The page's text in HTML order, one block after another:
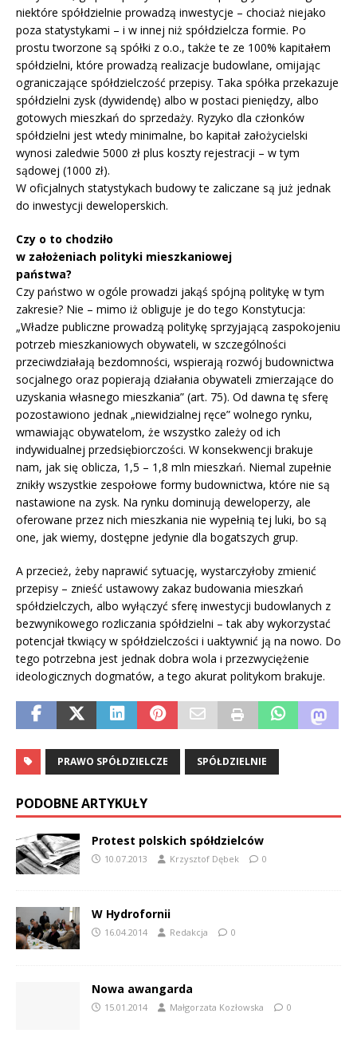
niektóre spółdzielnie prowadzą inwestycje – chociaż niejako
poza statystykami – i w innej niż spółdzielcza formie. Po
prostu tworzone są spółki z o.o., także te ze 100% kapitałem
spółdzielni, które prowadzą realizacje budowlane, omijając
ograniczające spółdzielczość przepisy. Taka spółka przekazuje
spółdzielni zysk (dywidendę) albo w postaci pieniędzy, albo
gotowych mieszkań do sprzedaży. Ryzyko dla członków
spółdzielni jest wtedy minimalne, bo kapitał założycielski
wynosi zaledwie 5000 zł plus koszty rejestracji – w tym
sądowej (1000 zł).
W oficjalnych statystykach budowy te zaliczane są już jednak
do inwestycji deweloperskich.
Czy o to chodziło
w założeniach polityki mieszkaniowej
państwa?
Czy państwo w ogóle prowadzi jakąś spójną politykę w tym
zakresie? Nie – mimo iż obliguje je do tego Konstytucja:
„Władze publiczne prowadzą politykę sprzyjającą zaspokojeniu
potrzeb mieszkaniowych obywateli, w szczególności
przeciwdziałają bezdomności, wspierają rozwój budownictwa
socjalnego oraz popierają działania obywateli zmierzające do
uzyskania własnego mieszkania” (art. 75). Od dawna tę sferę
pozostawiono jednak „niewidzialnej ręce” wolnego rynku,
wmawiając obywatelom, że wszystko zależy od ich
indywidualnej przedsiębiorczości. W konsekwencji brakuje
nam, jak się oblicza, 1,5 – 1,8 mln mieszkań. Niemal zupełnie
znikły wszystkie zespołowe formy budownictwa, które nie są
nastawione na zysk. Na rynku dominują deweloperzy, ale
oferowane przez nich mieszkania nie wypełnią tej luki, bo są
one, jak wiemy, dostępne jedynie dla bogatszych grup.
A przecież, żeby naprawić sytuację, wystarczyłoby zmienić
przepisy – znieść ustawowy zakaz budowania mieszkań
spółdzielczych, albo wyłączyć sferę inwestycji budowlanych z
bezwynikowego rozliczania spółdzielni – tak aby wykorzystać
potencjał tkwiący w spółdzielczości i uaktywnić ją na nowo. Do
tego potrzebna jest jednak dobra wola i przezwyciężenie
ideologicznych dogmatów, a tego akurat politykom brakuje.
PRAWO SPÓŁDZIELCZE SPÓŁDZIELNIE
PODOBNE ARTYKUŁY
Protest polskich spółdzielców
10.07.2013 Krzysztof Dębek 0
W Hydrofornii
16.04.2014 Redakcja 0
Nowa awangarda
15.01.2014 Małgorzata Kozłowska 0